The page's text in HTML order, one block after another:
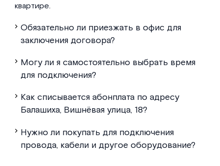
квартире.
Обязательно ли приезжать в офис для
заключения договора?
Могу ли я самостоятельно выбрать время
для подключения?
Как списывается абонплата по адресу
Балашиха, Вишнёвая улица, 18?
Нужно ли покупать для подключения
провода, кабели и другое оборудование?